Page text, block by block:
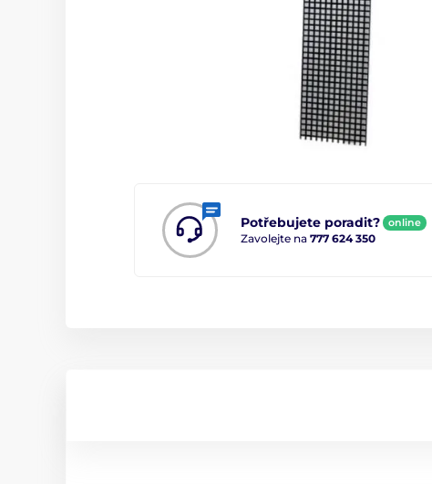
Potřebujete poradit? online
Zavolejte na 777 624 350